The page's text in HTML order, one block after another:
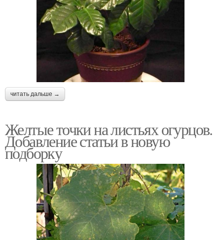
читать дальше →
Желтые точки на листьях огурцов.
Добавление статьи в новую
подборку